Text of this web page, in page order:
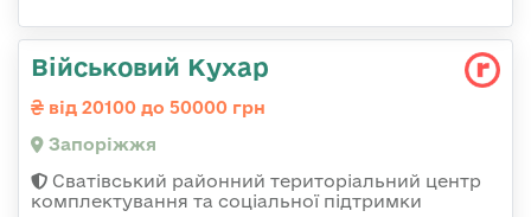
Військовий Кухар
від 20100 до 50000 грн
Запоріжжя
Сватівський районний територіальний центр
комплектування та соціальної підтримки